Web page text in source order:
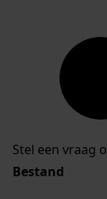
Stel een vraag
Bestand